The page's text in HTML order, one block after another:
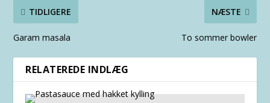
TIDLIGERE
Garam masala
NÆSTE
To sommer bowler
RELATEREDE INDLÆG